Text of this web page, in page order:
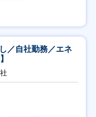
／自社勤務／エネ